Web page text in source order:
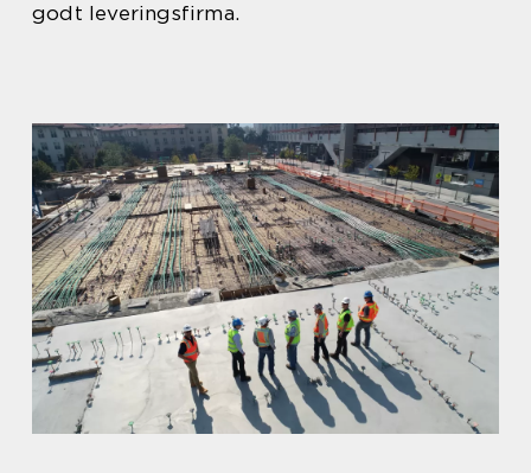
godt leveringsfirma.